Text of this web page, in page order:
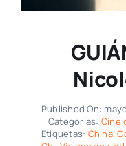
Published On:
Categorías: Cine
Etiquetas: China,